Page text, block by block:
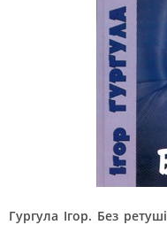
Гургула Ігор. Без